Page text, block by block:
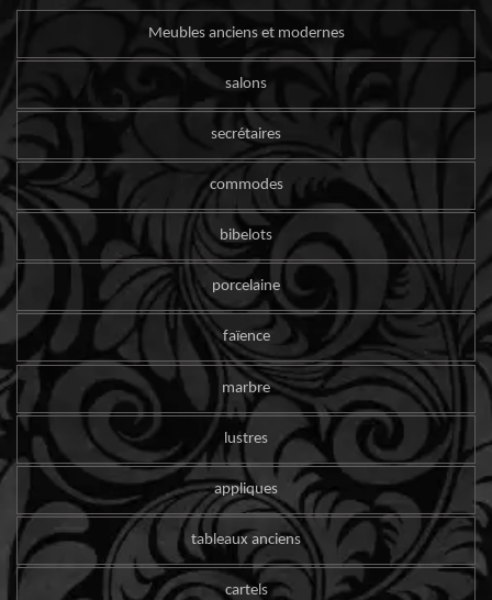
Meubles anciens et modernes
salons
secrétaires
commodes
bibelots
porcelaine
faïence
marbre
lustres
appliques
tableaux anciens
cartels